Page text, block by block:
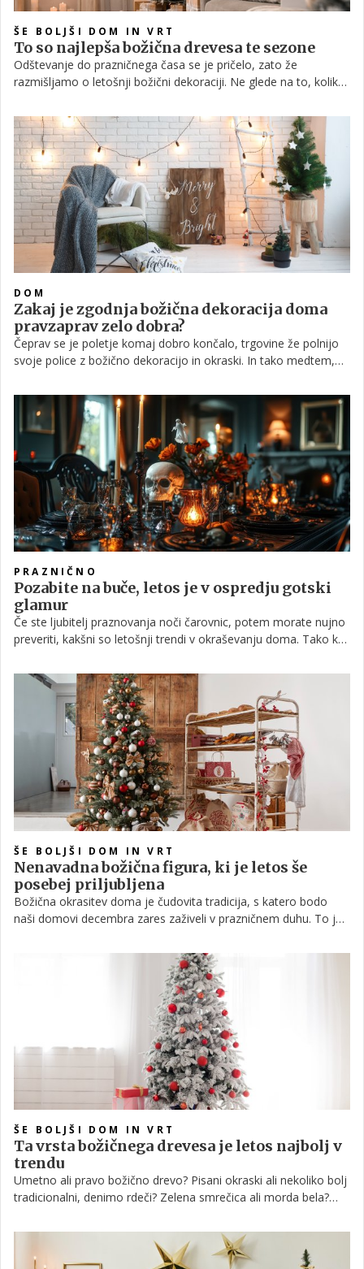
ŠE BOLJŠI DOM IN VRT
To so najlepša božična drevesa te sezone
Odštevanje do prazničnega časa se je pričelo, zato že
razmišljamo o letošnji božični dekoraciji. Ne glede na to, koliko
zagotovo vnesla prijeten občutek vznemirjenja in pričakovanja.
In le kako bi to storili bolje, kot da v svoj dom postavimo
čudovito božično smrečico. Pred tem pa se moramo seveda še
odločiti, katero tematiko izbrati.
DOM
Zakaj je zgodnja božična dekoracija doma
pravzaprav zelo dobra?
Čeprav se je poletje komaj dobro končalo, trgovine že polnijo
svoje police z božično dekoracijo in okraski. In tako medtem,
naj bi bilo za to res še prekmalu. Ne glede na to, v katero
skupino sodite, pa vas bo verjetno zanimalo, zakaj je
predčasno okraševanje doma za praznike pravzaprav dobra
stvar, in kaj pravijo psihologi o tistih, ki to počnejo.
PRAZNIČNO
Pozabite na buče, letos je v ospredju gotski
glamur
Če ste ljubitelj praznovanja noči čarovnic, potem morate nujno
preveriti, kakšni so letošnji trendi v okraševanju doma. Tako kot
tudi za okrasitev v času noči čarovnic.
ŠE BOLJŠI DOM IN VRT
Nenavadna božična figura, ki je letos še
posebej priljubljena
Božična okrasitev doma je čudovita tradicija, s katero bodo
naši domovi decembra zares zaživeli v prazničnem duhu. To je
barvami, pentljami, zvezdami, skratka z vsem, kar nam srce
poželi. Lahko pa se seveda odločimo za bolj minimalističen
videz, ki pa ne prinaša nič manj veselja in sreče. Da bo odločitev
lažja, predstavljamo tri teme, s katerimi letos ni mogoče
ŠE BOLJŠI DOM IN VRT
Ta vrsta božičnega drevesa je letos najbolj v
trendu
Umetno ali pravo božično drevo? Pisani okraski ali nekoliko bolj
tradicionalni, denimo rdeči? Zelena smrečica ali morda bela?
neskončne, izbira pa je samo vaša.